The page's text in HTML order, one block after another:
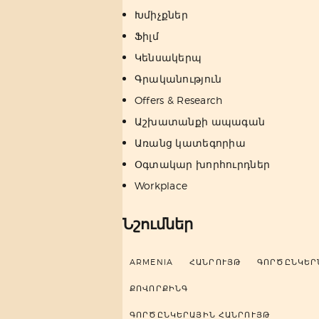
Խմիչքներ
Ֆիլմ
Կենսակերպ
Գրականություն
Offers & Research
Աշխատանքի ապագան
Առանց կատեգորիա
Օգտակար խորհուրդներ
Workplace
Նշումներ
ARMENIA ՀԱՆՐՈՒՅԹ
ՔՈՎՈՐՔԻՆԳ
ԳՈՐԾԸՆԿԵՐԱՅԻՆ ՀԱՆՐՈՒՅԹ